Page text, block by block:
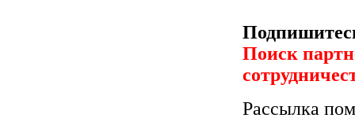
Поиск
Рассылка